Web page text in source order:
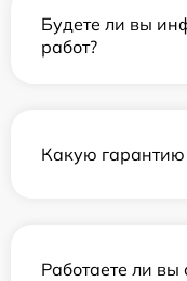
Будете ли вы
работ?
Какую гарантию
Работаете ли